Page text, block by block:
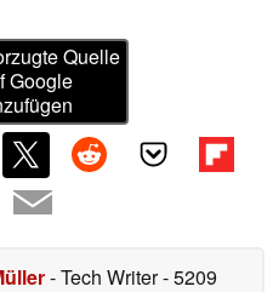
Quelle
Google
- Tech Writer- 5209